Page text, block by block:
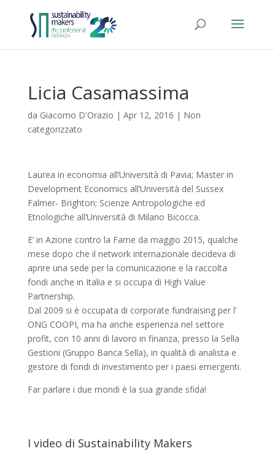
Licia Casamassima
da Giacomo D'Orazio | Apr 12, 2016 | Non
categorizzato
Laurea in economia all’Università di Pavia; Master in
Development Economics all’Università del Sussex
Falmer- Brighton; Scienze Antropologiche ed
Etnologiche all’Università di Milano Bicocca.
E’ in Azione contro la Fame da maggio 2015, qualche
mese dopo che il network internazionale decideva di
aprire una sede per la comunicazione e la raccolta
fondi anche in Italia e si occupa di High Value
Partnership.
Dal 2009 si è occupata di corporate fundraising per l’
ONG COOPI, ma ha anche esperienza nel settore
profit, con 10 anni di lavoro in finanza, presso la Sella
Gestioni (Gruppo Banca Sella), in qualità di analista e
gestore di fondi di investimento per i paesi emergenti.
Far parlare i due mondi è la sua grande sfida!
I video di Sustainability Makers